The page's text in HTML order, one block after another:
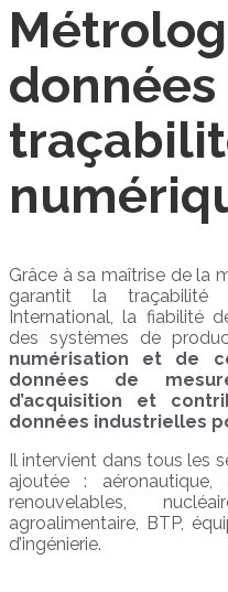
Grâce à sa maîtrise de la
garantit la traçabilité
International, la fiabilité
des systèmes de
numérisation et de
données de
d’acquisition et
données industrielles
Il intervient dans tous les
ajoutée : aéronautique,
renouvelables,
agroalimentaire, BTP,
d’ingénierie.